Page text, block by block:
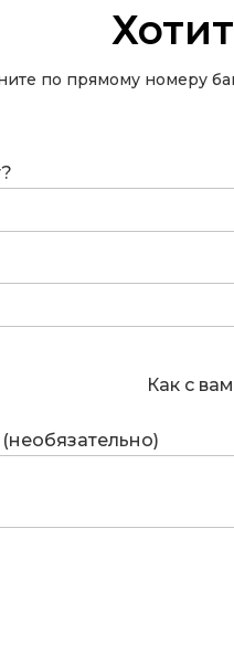
по прямому номеру
Как с